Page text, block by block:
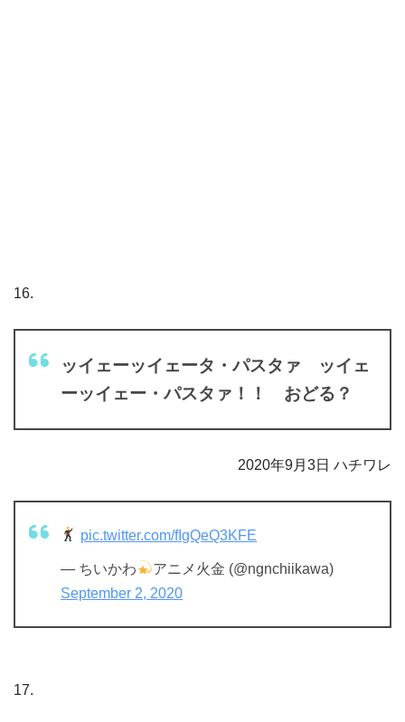
16.
ッイェーッイェータ・パスタァ ッイェ
ーッイェー・パスタァ！！ おどる？
2020年9月3日 ハチワレ
pic.twitter.com/fIgQeQ3KFE
— ちいかわ
アニメ火金 (@ngnchiikawa)
September 2, 2020
17.